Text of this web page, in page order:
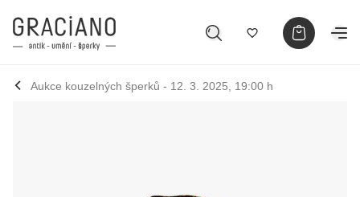
Aukce kouzelných šperků - 12. 3. 2025, 19:00 h